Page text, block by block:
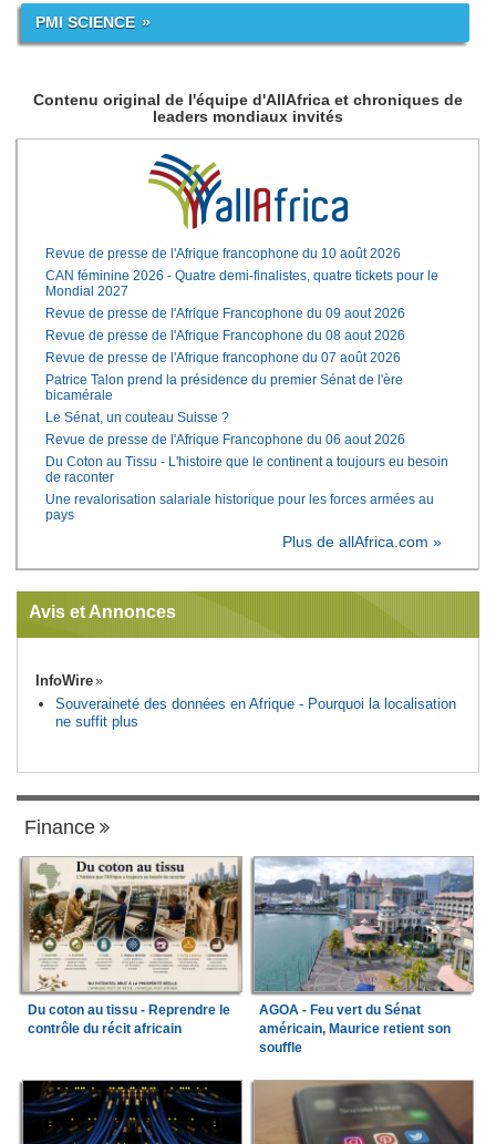
PMI SCIENCE
Contenu original de l'équipe d'AllAfrica et chroniques de
leaders mondiaux invités
Revue de presse de l'Afrique francophone du 10 août 2026
CAN féminine 2026 - Quatre demi-finalistes, quatre tickets pour le
Mondial 2027
Revue de presse de l'Afrique Francophone du 09 aout 2026
Revue de presse de l'Afrique Francophone du 08 aout 2026
Revue de presse de l'Afrique francophone du 07 août 2026
Patrice Talon prend la présidence du premier Sénat de l'ère
bicamérale
Le Sénat, un couteau Suisse ?
Revue de presse de l'Afrique Francophone du 06 aout 2026
Du Coton au Tissu - L'histoire que le continent a toujours eu besoin
de raconter
Une revalorisation salariale historique pour les forces armées au
pays
Plus de allAfrica.com »
Avis et Annonces
InfoWire
Souveraineté des données en Afrique - Pourquoi la localisation
ne suffit plus
Finance
Du coton au tissu - Reprendre le
contrôle du récit africain
AGOA - Feu vert du Sénat
américain, Maurice retient son
souffle